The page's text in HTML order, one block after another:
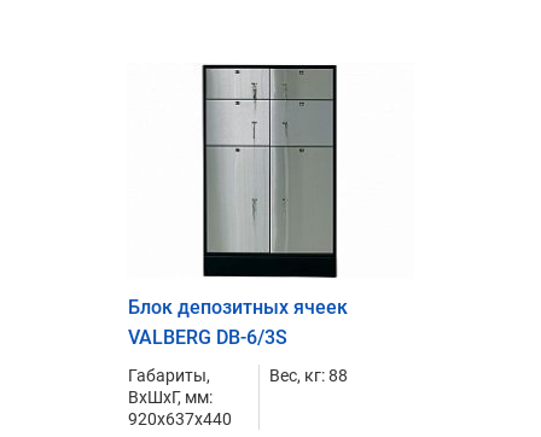
Блок депозитных ячеек
VALBERG DB-6/3S
Габариты,
ВxШxГ, мм:
920x637x440
Вес, кг: 88